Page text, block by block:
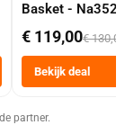
Basket -
Dubbele Mand 9
Tot 6 Personen
Heteluchtfriteuse
Zwart
€ 119,00€ 130,00
Bekijk deal
partner.